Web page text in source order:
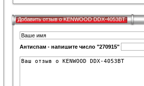
Добавить отзыв о KENWOOD DDX-4053BT
Антиспам - напишите число "270915"